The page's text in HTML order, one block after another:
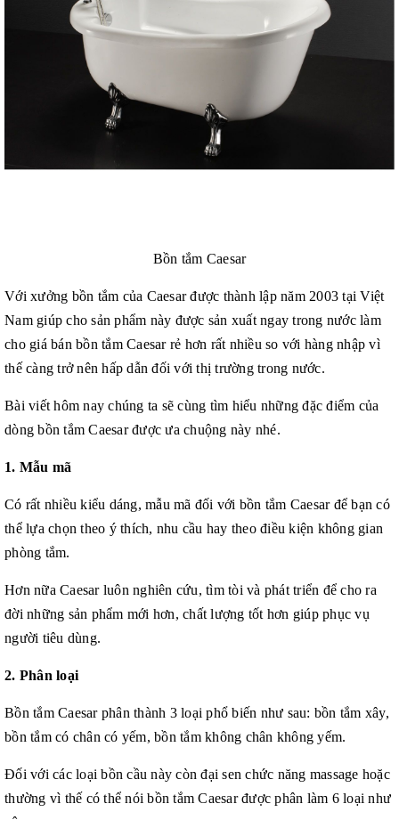
Bồn tắm Caesar
Với xưởng bồn tắm của Caesar được thành lập năm 2003 tại Việt
Nam giúp cho sản phẩm này được sản xuất ngay trong nước làm
cho giá bán bồn tắm Caesar rẻ hơn rất nhiều so với hàng nhập vì
thế càng trở nên hấp dẫn đối với thị trường trong nước.
Bài viết hôm nay chúng ta sẽ cùng tìm hiểu những đặc điểm của
dòng bồn tắm Caesar được ưa chuộng này nhé.
1. Mẫu mã
Có rất nhiều kiểu dáng, mẫu mã đối với bồn tắm Caesar để bạn có
thể lựa chọn theo ý thích, nhu cầu hay theo điều kiện không gian
phòng tắm.
Hơn nữa Caesar luôn nghiên cứu, tìm tòi và phát triển để cho ra
đời những sản phẩm mới hơn, chất lượng tốt hơn giúp phục vụ
người tiêu dùng.
2. Phân loại
Bồn tắm Caesar phân thành 3 loại phổ biến như sau: bồn tắm xây,
bồn tắm có chân có yếm, bồn tắm không chân không yếm.
Đối với các loại bồn cầu này còn đại sen chức năng massage hoặc
thường vì thế có thể nói bồn tắm Caesar được phân làm 6 loại như